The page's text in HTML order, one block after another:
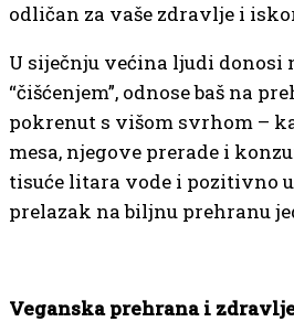
odličan za vaše zdravlje i
U siječnju većina ljudi donosi
“čišćenjem”, odnose baš na
pokrenut s višom svrhom –
mesa, njegove prerade i
tisuće litara vode i pozitivno
prelazak na biljnu prehranu
Veganska prehrana i